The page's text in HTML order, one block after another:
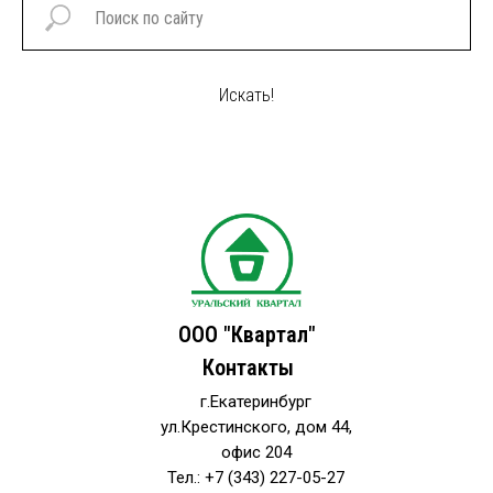
Искать!
ООО "Квартал"
Контакты
г.Екатеринбург
ул.Крестинского, дом 44,
офис 204
Тел.: +7 (343) 227-05-27